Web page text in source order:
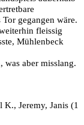
gegangen wäre.
fleissig
Mühlenbeck
was aber misslang.
Jeremy, Janis (1